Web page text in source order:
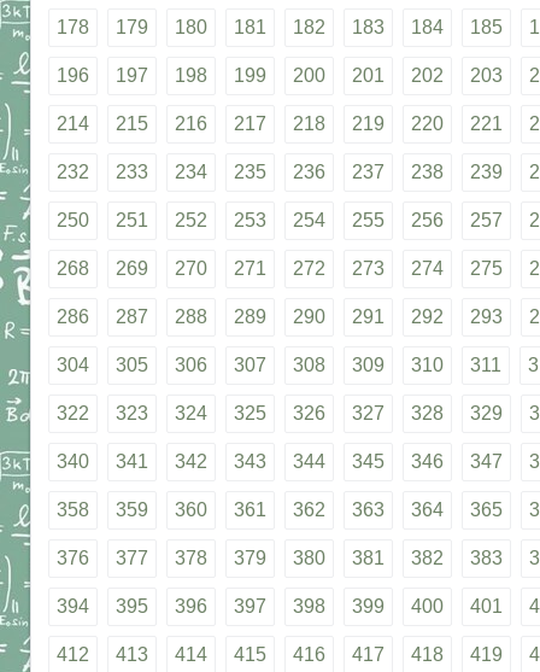
178 179 180 181 182 183 184 185
196 197 198 199 200 201 202 203
214 215 216 217 218 219 220 221
232 233 234 235 236 237 238 239
250 251 252 253 254 255 256 257
268 269 270 271 272 273 274 275
286 287 288 289 290 291 292 293
304 305 306 307 308 309 310 311
322 323 324 325 326 327 328 329
340 341 342 343 344 345 346 347
358 359 360 361 362 363 364 365
376 377 378 379 380 381 382 383
394 395 396 397 398 399 400 401
412 413 414 415 416 417 418 419